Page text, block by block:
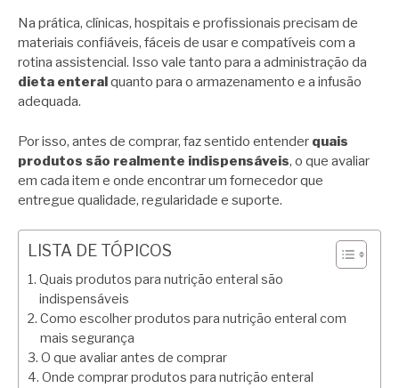
Na prática, clínicas, hospitais e profissionais precisam de
materiais confiáveis, fáceis de usar e compatíveis com a
rotina assistencial. Isso vale tanto para a administração da
dieta enteral quanto para o armazenamento e a infusão
adequada.
Por isso, antes de comprar, faz sentido entender quais
produtos são realmente indispensáveis, o que avaliar
em cada item e onde encontrar um fornecedor que
entregue qualidade, regularidade e suporte.
LISTA DE TÓPICOS
Quais produtos para nutrição enteral são
indispensáveis
Como escolher produtos para nutrição enteral com
mais segurança
O que avaliar antes de comprar
Onde comprar produtos para nutrição enteral